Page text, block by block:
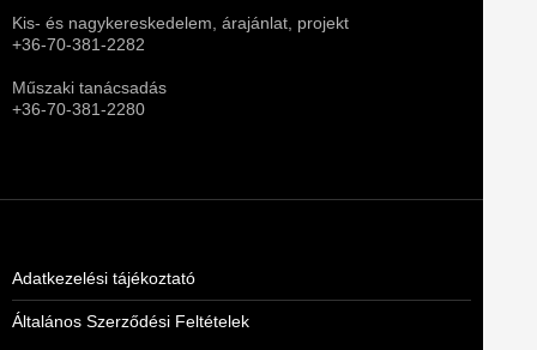
Kis- és nagykereskedelem, árajánlat, projekt
+36-70-381-2282
Műszaki tanácsadás
+36-70-381-2280
Adatkezelési tájékoztató
Általános Szerződési Feltételek